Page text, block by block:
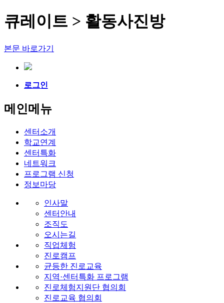
큐레이트 > 활동사진방
본문 바로가기
로그인
메인메뉴
센터소개
학교연계
센터특화
네트워크
프로그램 신청
정보마당
인사말
센터안내
조직도
오시는길
직업체험
진로캠프
균등한 진로교육
지역·센터특화 프로그램
진로체험지원단 협의회
진로교육 협의회